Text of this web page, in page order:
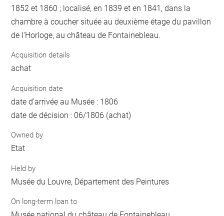
1852 et 1860 ; localisé, en 1839 et en 1841, dans la
chambre à coucher située au deuxième étage du pavillon
de l'Horloge, au château de Fontainebleau.
Acquisition details
achat
Acquisition date
date d'arrivée au Musée : 1806
date de décision : 06/1806 (achat)
Owned by
Etat
Held by
Musée du Louvre, Département des Peintures
On long-term loan to